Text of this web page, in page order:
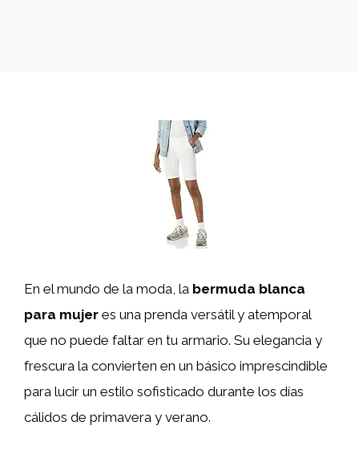
En el mundo de la moda, la bermuda blanca
para mujer es una prenda versátil y atemporal
que no puede faltar en tu armario. Su elegancia y
frescura la convierten en un básico imprescindible
para lucir un estilo sofisticado durante los días
cálidos de primavera y verano.